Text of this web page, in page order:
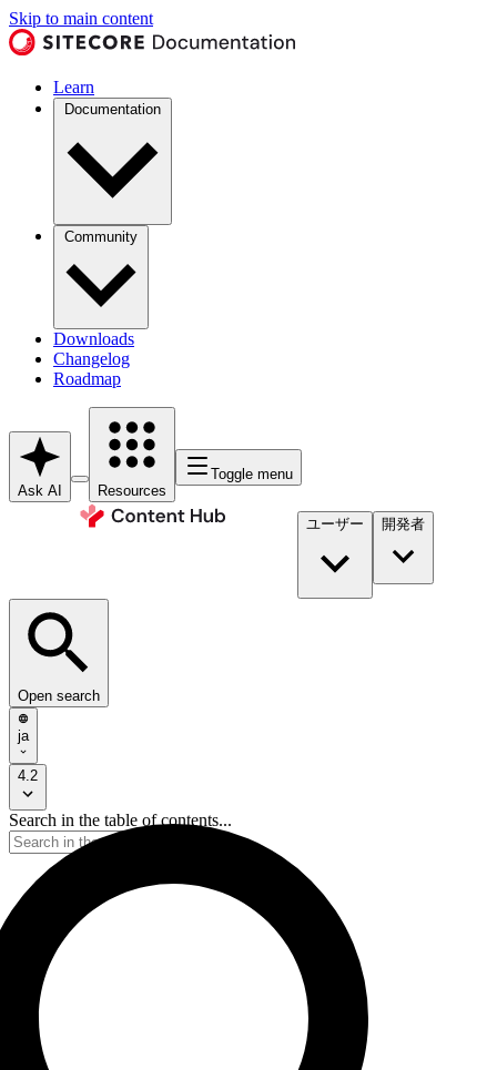
Skip to main content
Learn
Documentation
Community
Downloads
Changelog
Roadmap
Ask AI Resources
Toggle menu
ユーザー 開発者​
Open search
ja
4.2
Search in the table of contents...